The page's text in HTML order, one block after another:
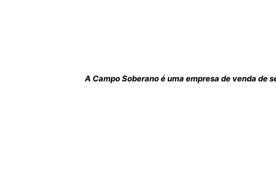
A Campo Soberano é uma empresa de venda de